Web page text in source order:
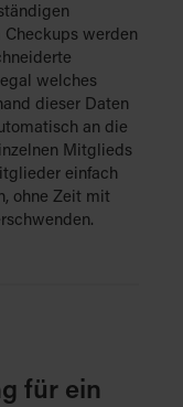
Checkups werden
welches
dieser Daten
an die
Mitglieds
einfach
ohne Zeit mit
für ein